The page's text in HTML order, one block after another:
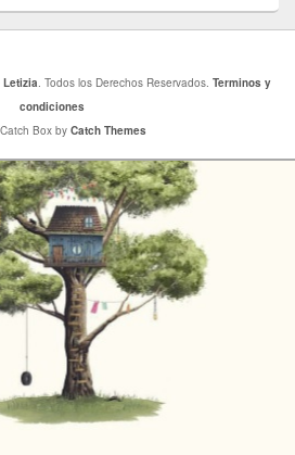
Letizia . Todos los Derechos Reservados. Terminos y
condiciones
Box by Catch Themes